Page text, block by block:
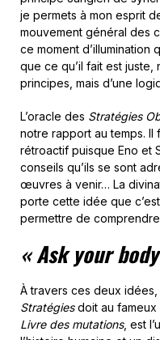
je permets à mon esprit
mouvement général des
ce moment d’illumination
que ce qu’il fait est
principes, mais d’une
L’oracle des Stratégies
notre rapport au temps.
rétroactif puisque Eno et
conseils qu’ils se sont
œuvres à venir… La
porte cette idée que
permettre de
« Ask your
À travers ces deux
Stratégiesdoit au fameux
Livre des mutations, est